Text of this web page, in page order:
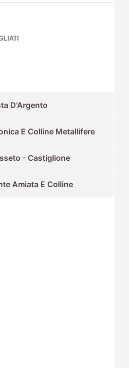
D'Argento
E Colline Metallifere
- Castiglione
Amiata E Colline